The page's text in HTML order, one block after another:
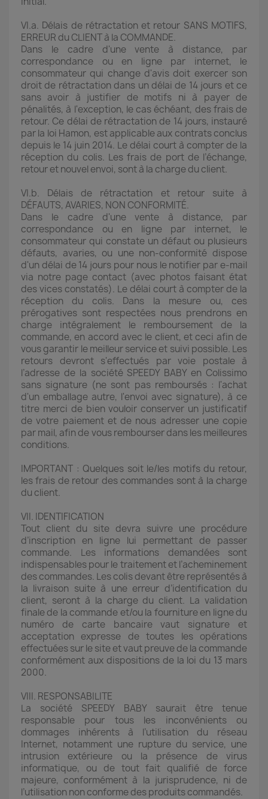
VI.a. Délais de rétractation et retour SANS MOTIFS,
ERREUR du CLIENT à la COMMANDE.
Dans le cadre d'une vente à distance, par
correspondance ou en ligne par internet, le
consommateur qui change d'avis doit exercer son
droit de rétractation dans un délai de 14 jours et ce
sans avoir à justifier de motifs ni à payer de
pénalités, à l'exception, le cas échéant, des frais de
retour. Ce délai de rétractation de 14 jours, instauré
par la loi Hamon, est applicable aux contrats conclus
depuis le 14 juin 2014. Le délai court à compter de la
réception du colis. Les frais de port de l’échange,
retour et nouvel envoi, sont à la charge du client.
VI.b. Délais de rétractation et retour suite à
DÉFAUTS, AVARIES, NON CONFORMITÉ.
Dans le cadre d'une vente à distance, par
correspondance ou en ligne par internet, le
consommateur qui constate un défaut ou plusieurs
défauts, avaries, ou une non-conformité dispose
d'un délai de 14 jours pour nous le notifier par e-mail
via notre page contact (avec photos faisant état
des vices constatés). Le délai court à compter de la
réception du colis. Dans la mesure ou, ces
prérogatives sont respectées nous prendrons en
charge intégralement le remboursement de la
commande, en accord avec le client, et ceci afin de
vous garantir le meilleur service et suivi possible. Les
retours devront s'effectués par voie postale à
l’adresse de la société SPEEDY BABY en Colissimo
sans signature (ne sont pas remboursés : l'achat
d'un emballage autre, l'envoi avec signature), à ce
titre merci de bien vouloir conserver un justificatif
de votre paiement et de nous adresser une copie
par mail, afin de vous rembourser dans les meilleures
conditions.
IMPORTANT : Quelques soit le/les motifs du retour,
les frais de retour des commandes sont à la charge
du client.
VII. IDENTIFICATION
Tout client du site devra suivre une procédure
d’inscription en ligne lui permettant de passer
commande. Les informations demandées sont
indispensables pour le traitement et l’acheminement
des commandes. Les colis devant être représentés à
la livraison suite à une erreur d’identification du
client, seront à la charge du client. La validation
finale de la commande et/ou la fourniture en ligne du
numéro de carte bancaire vaut signature et
acceptation expresse de toutes les opérations
effectuées sur le site et vaut preuve de la commande
conformément aux dispositions de la loi du 13 mars
2000.
VIII. RESPONSABILITE
La société SPEEDY BABY saurait être tenue
responsable pour tous les inconvénients ou
dommages inhérents à l’utilisation du réseau
Internet, notamment une rupture du service, une
intrusion extérieure ou la présence de virus
informatique, ou de tout fait qualifié de force
majeure, conformément à la jurisprudence, ni de
l’utilisation non conforme des produits commandés.